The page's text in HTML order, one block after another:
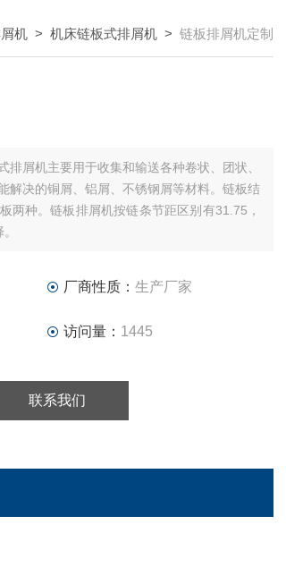
机 > 机床链板式排屑机 > 链板排屑机定制
排屑机主要用于收集和输送各种卷状、团状、
解决的铜屑、铝屑、不锈钢屑等材料。链板结
两种。链板排屑机按链条节距区别有31.75，
厂商性质： 生产厂家
访问量： 1445
联系我们